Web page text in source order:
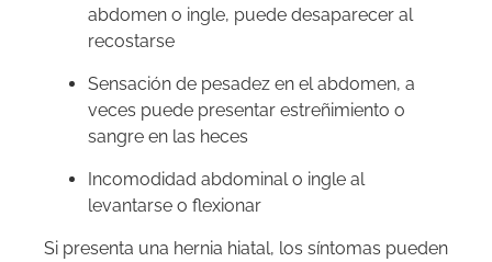
abdomen o ingle, puede desaparecer al
recostarse
Sensación de pesadez en el abdomen, a
veces puede presentar estreñimiento o
sangre en las heces
Incomodidad abdominal o ingle al
levantarse o flexionar
Si presenta una hernia hiatal, los síntomas pueden